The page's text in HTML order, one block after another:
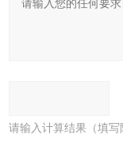
请输入计算结果（填